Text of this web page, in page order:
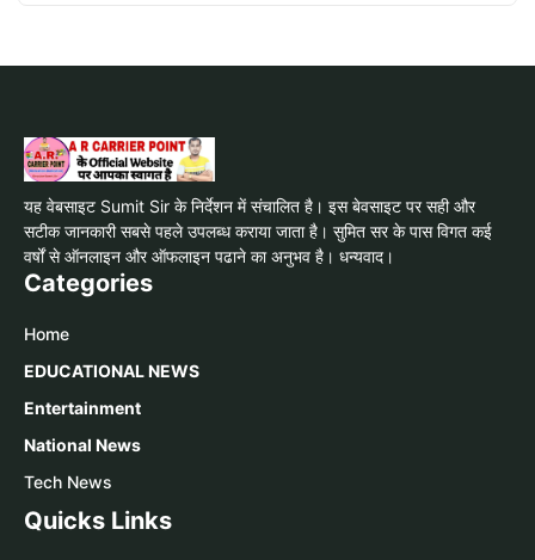
यह वेबसाइट Sumit Sir के निर्देशन में संचालित है। इस बेवसाइट पर सही और
सटीक जानकारी सबसे पहले उपलब्ध कराया जाता है। सुमित सर के पास विगत कई
वर्षों से ऑनलाइन और ऑफलाइन पढाने का अनुभव है। धन्यवाद।
Categories
Home
EDUCATIONAL NEWS
Entertainment
National News
Tech News
Quicks Links